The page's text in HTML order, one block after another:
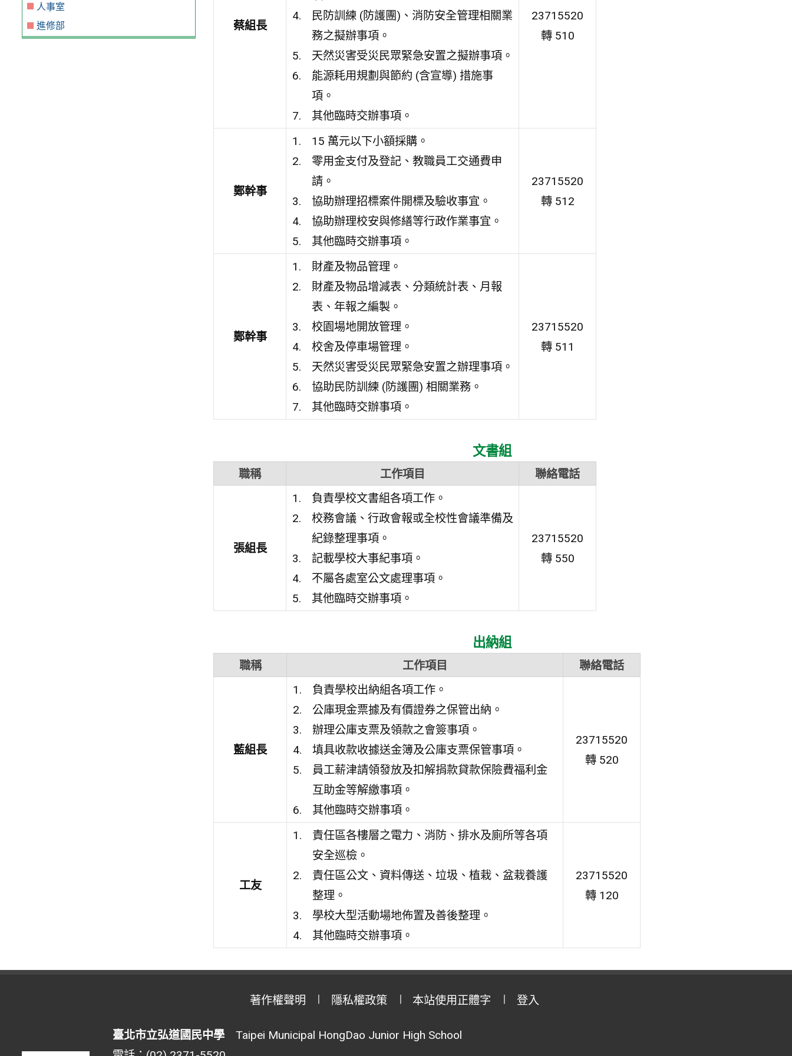
人事室
進修部
蔡組長
民防訓練 (防護團)、消防安全管理相關業
務之擬辦事項。
天然災害受災民眾緊急安置之擬辦事項。
能源耗用規劃與節約 (含宣導) 措施事
項。
其他臨時交辦事項。
23715520
轉 510
鄭幹事
15 萬元以下小額採購。
零用金支付及登記、教職員工交通費申
請。
協助辦理招標案件開標及驗收事宜。
協助辦理校安與修繕等行政作業事宜。
其他臨時交辦事項。
23715520
轉 512
鄭幹事
財產及物品管理。
財產及物品增減表、分類統計表、月報
表、年報之編製。
校園場地開放管理。
校舍及停車場管理。
天然災害受災民眾緊急安置之辦理事項。
協助民防訓練 (防護團) 相關業務。
其他臨時交辦事項。
23715520
轉 511
文書組
職稱 工作項目 聯絡電話
張組長
負責學校文書組各項工作。
校務會議、行政會報或全校性會議準備及
紀錄整理事項。
記載學校大事紀事項。
不屬各處室公文處理事項。
其他臨時交辦事項。
23715520
轉 550
出納組
職稱 工作項目 聯絡電話
藍組長
負責學校出納組各項工作。
公庫現金票據及有價證券之保管出納。
辦理公庫支票及領款之會簽事項。
填具收款收據送金簿及公庫支票保管事項。
員工薪津請領發放及扣解捐款貸款保險費福利金
互助金等解繳事項。
其他臨時交辦事項。
23715520
轉 520
工友
責任區各樓層之電力、消防、排水及廁所等各項
安全巡檢。
責任區公文、資料傳送、垃圾、植栽、盆栽養護
整理。
學校大型活動場地佈置及善後整理。
其他臨時交辦事項。
23715520
轉 120
著作權聲明 隱私權政策 本站使用正體字 登入
臺北市立弘道國民中學Taipei Municipal HongDao Junior High School